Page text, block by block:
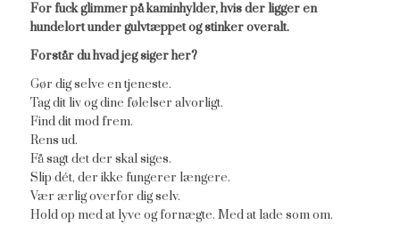
For fuck glimmer på kaminhylder, hvis der ligger en
hundelort under gulvtæppet og stinker overalt.
Forstår du hvad jeg siger her?
Gør dig selve en tjeneste.
Tag dit liv og dine følelser alvorligt.
Find dit mod frem.
Rens ud.
Få sagt det der skal siges.
Slip dét, der ikke fungerer længere.
Vær ærlig overfor dig selv.
Hold op med at lyve og fornægte. Med at lade som om.